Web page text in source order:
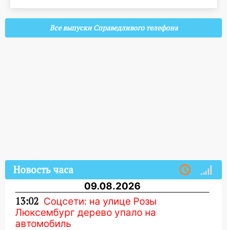
Все выпуски Справедливого телефона
Новость часа
09.08.2026
13:02 Соцсети: на улице Розы
Люксембург дерево упало на
автомобиль